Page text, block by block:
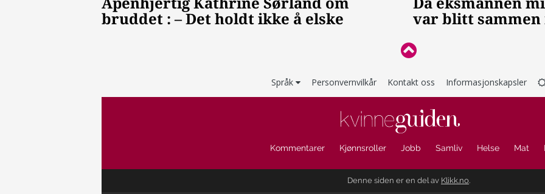
Språk Personvernvilkår Kontakt oss Informasjonskapsler
Kommentarer Kjønnsroller Jobb Samliv Helse Mat
Denne siden er en del av Klikk.no.